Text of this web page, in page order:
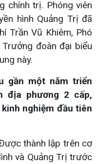
chính trị. Phóng viên
hình Quảng Trị đã
Trần Vũ Khiêm, Phó
đoàn đại biểu
này.
gần một năm triển
địa phương 2 cấp,
nghiệm đầu tiên
thành lập trên cơ
và Quảng Trị trước